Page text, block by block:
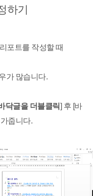
하기
포트를 작성할 때
가 많습니다.
닥글을 더블클릭] 후 [바
줍니다.